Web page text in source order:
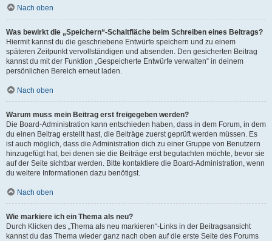
Nach oben
Was bewirkt die „Speichern“-Schaltfläche beim Schreiben eines Beitrags?
Hiermit kannst du die geschriebene Entwürfe speichern und zu einem
späteren Zeitpunkt vervollständigen und absenden. Den gesicherten Beitrag
kannst du mit der Funktion „Gespeicherte Entwürfe verwalten“ in deinem
persönlichen Bereich erneut laden.
Nach oben
Warum muss mein Beitrag erst freigegeben werden?
Die Board-Administration kann entschieden haben, dass in dem Forum, in dem
du einen Beitrag erstellt hast, die Beiträge zuerst geprüft werden müssen. Es
ist auch möglich, dass die Administration dich zu einer Gruppe von Benutzern
hinzugefügt hat, bei denen sie die Beiträge erst begutachten möchte, bevor sie
auf der Seite sichtbar werden. Bitte kontaktiere die Board-Administration, wenn
du weitere Informationen dazu benötigst.
Nach oben
Wie markiere ich ein Thema als neu?
Durch Klicken des „Thema als neu markieren“-Links in der Beitragsansicht
kannst du das Thema wieder ganz nach oben auf die erste Seite des Forums